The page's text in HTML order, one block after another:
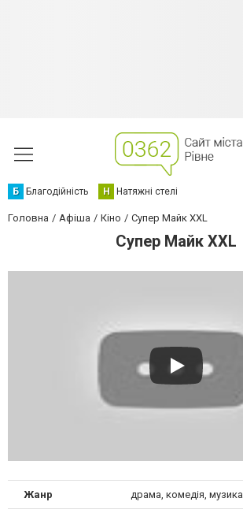
Б Благодійність Н Натяжні стелі
Головна Афіша Кіно Супер Майк XXL
Супер Майк XXL
Жанр драма, комедія, музика